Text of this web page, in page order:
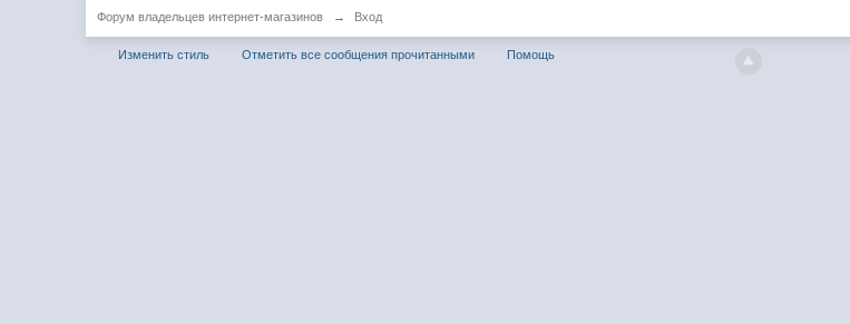
Форум владельцев интернет-магазинов → Вход
Изменить стиль Отметить все сообщения прочитанными Помощь